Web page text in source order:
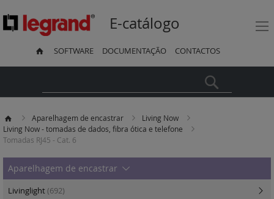
E-catálogo
SOFTWARE DOCUMENTAÇÃO CONTACTOS
Aparelhagem de encastrar
Living Now
Living Now - tomadas de dados, fibra ótica e telefone
Tomadas RJ45 - Cat. 6
Aparelhagem de encastrar
Livinglight(692)